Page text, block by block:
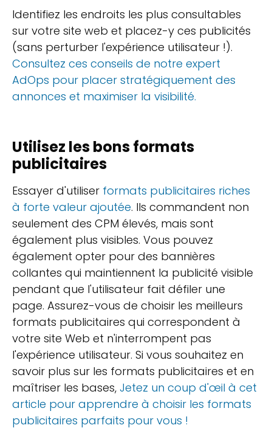
Identifiez les endroits les plus consultables
sur votre site web et placez-y ces publicités
(sans perturber l'expérience utilisateur !).
Consultez ces conseils de notre expert
AdOps pour placer stratégiquement des
annonces et maximiser la visibilité.
Utilisez les bons formats
publicitaires
Essayer d'utiliser formats publicitaires riches
à forte valeur ajoutée. Ils commandent non
seulement des CPM élevés, mais sont
également plus visibles. Vous pouvez
également opter pour des bannières
collantes qui maintiennent la publicité visible
pendant que l'utilisateur fait défiler une
page. Assurez-vous de choisir les meilleurs
formats publicitaires qui correspondent à
votre site Web et n'interrompent pas
l'expérience utilisateur. Si vous souhaitez en
savoir plus sur les formats publicitaires et en
maîtriser les bases, Jetez un coup d'œil à cet
article pour apprendre à choisir les formats
publicitaires parfaits pour vous !